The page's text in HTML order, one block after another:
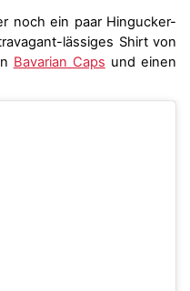
noch ein paar Hingucker-
lässiges Shirt von
Bavarian Caps und einen